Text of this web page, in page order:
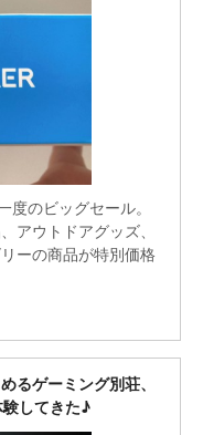
のビッグセール。
アウトドアグッズ、
ーの商品が特別価格
るゲーミング別荘、
してきた♪